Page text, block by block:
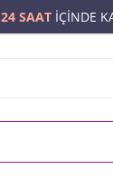
24 SAATİÇİNDE